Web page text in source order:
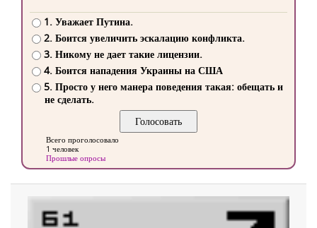
1. Уважает Путина.
2. Боится увеличить эскалацию конфликта.
3. Никому не дает такие лицензии.
4. Боится нападения Украины на США
5. Просто у него манера поведения такая: обещать и
не сделать.
Всего проголосовало
1 человек
Прошлые опросы